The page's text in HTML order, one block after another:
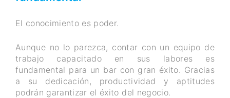
El conocimiento es poder.
Aunque no lo parezca, contar con un equipo de
trabajo capacitado en sus labores es
fundamental para un bar con gran éxito. Gracias
a su dedicación, productividad y aptitudes
podrán garantizar el éxito del negocio.